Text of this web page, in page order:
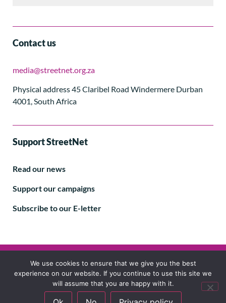
Contact us
media@streetnet.org.za
Physical address 45 Claribel Road Windermere Durban
4001, South Africa
Support StreetNet
Read our news
Support our campaigns
Subscribe to our E-letter
Follow us
We use cookies to ensure that we give you the best
experience on our website. If you continue to use this site we
will assume that you are happy with it.